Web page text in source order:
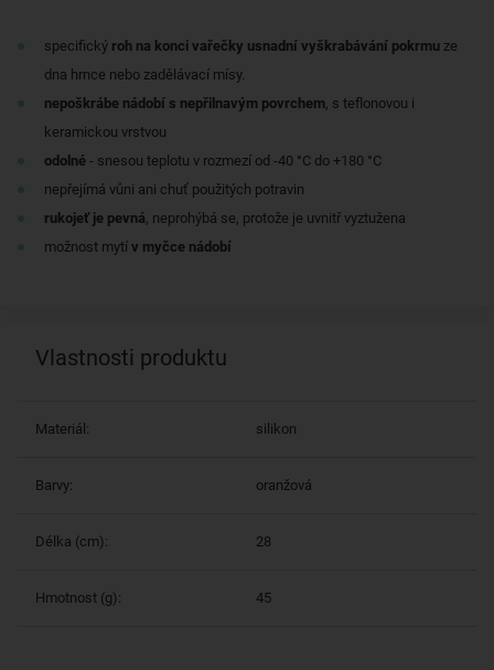
specifický roh na konci vařečky usnadní vyškrabávání pokrmu ze
dna hrnce nebo zadělávací mísy.
nepoškrábe nádobí s nepřilnavým povrchem, s teflonovou i
keramickou vrstvou
odolné - snesou teplotu v rozmezí od -40 °C do +180 °C
nepřejímá vůni ani chuť použitých potravin
rukojeť je pevná, neprohýbá se, protože je uvnitř vyztužena
možnost mytí v myčce nádobí
Vlastnosti produktu
Materiál: silikon
Barvy: oranžová
Délka (cm): 28
Hmotnost (g): 45